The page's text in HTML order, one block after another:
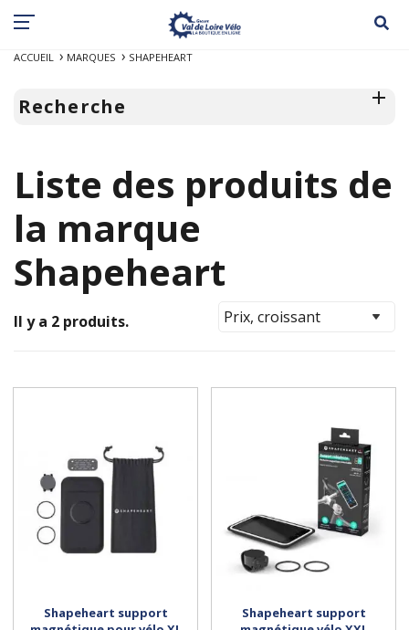
ACCUEIL MARQUES SHAPEHEART
Recherche
Liste des produits de
la marque
Shapeheart
Il y a 2 produits.
Shapeheart support
Shapeheart support